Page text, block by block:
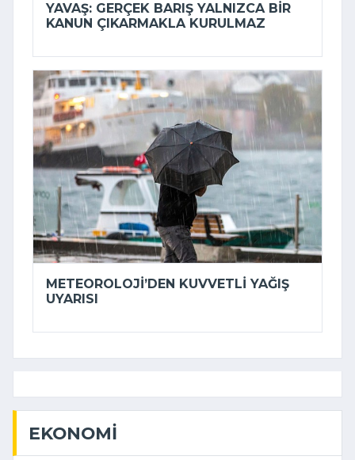
YAVAŞ: GERÇEK BARIŞ YALNIZCA BIR
KANUN ÇIKARMAKLA KURULMAZ
METEOROLOJI’DEN KUVVETLI YAĞIŞ
UYARISI
EKONOMI